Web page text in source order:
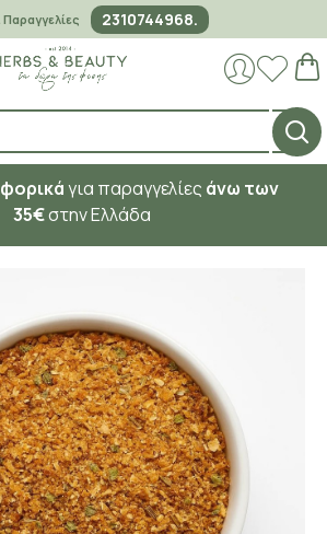
Παραγγελίες 2310744968.
για παραγγελίες άνω των
35€στην Ελλάδα